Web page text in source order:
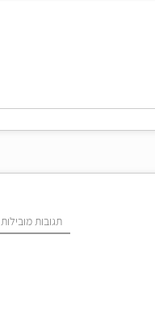
תגובות מובילות